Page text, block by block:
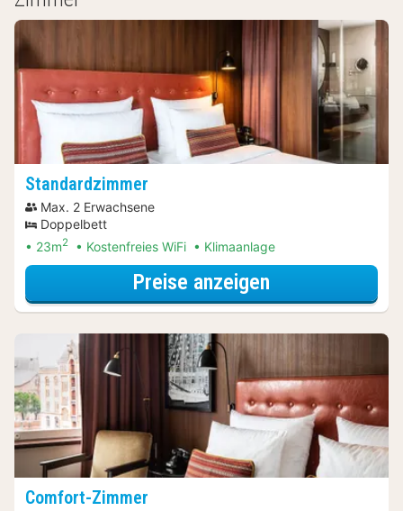
Standardzimmer
Max. 2 Erwachsene
Doppelbett
23m2 Kostenfreies WiFi Klimaanlage
Preise anzeigen
Comfort-Zimmer